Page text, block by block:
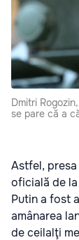
Dmitri
se pare că a
Astfel,
oficială de
Putin a fost
amânarea
de ceilalţi